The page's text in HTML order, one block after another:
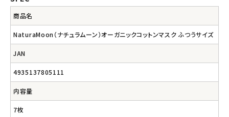
商品名
NaturaMoon（ナチュラムーン）オーガニックコットンマスク ふつうサイズ
JAN
4935137805111
内容量
7枚